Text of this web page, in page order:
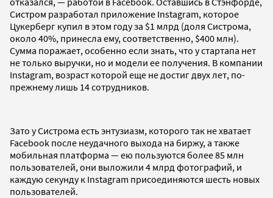
Систром разработал приложение Instagram, которое
Цукерберг купил в этом году за $1 млрд (доля Систрома,
около 40%, принесла ему, соответственно, $400 млн).
Сумма поражает, особенно если знать, что у стартапа нет
не только выручки, но и модели ее получения. В компании
Instagram, возраст которой еще не достиг двух лет, по-
прежнему лишь 14 сотрудников.
Зато у Систрома есть энтузиазм, которого так не хватает
Facebook после неудачного выхода на биржу, а также
мобильная платформа — ею пользуются более 85 млн
пользователей, они выложили 4 млрд фотографий, и
каждую секунду к Instagram присоединяются шесть новых
пользователей.